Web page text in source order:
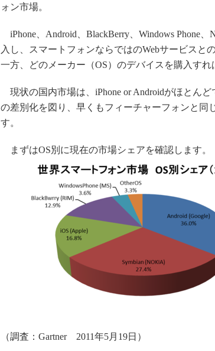
ォン市場。
iPhone、Android、BlackBerry、Windows Phone
入し、スマートフォンならではのWebサービスと
一方、どのメーカー（OS）のデバイスを購入すれ
現状の国内市場は、iPhone or Androidがほとん
の差別化を図り、早くもフィーチャーフォンと同
す。
まずはOS別に現在の市場シェアを確認します。
（調査：Gartner 2011年5月19日）